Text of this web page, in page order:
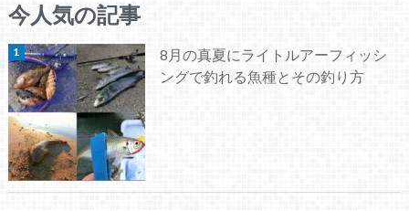
今人気の記事
8月の真夏にライトルアーフィッシ
ングで釣れる魚種とその釣り方